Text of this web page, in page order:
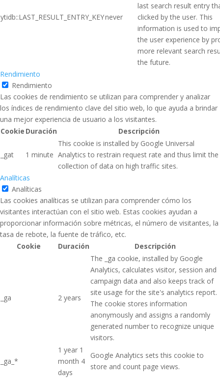
ytidb::LAST_RESULT_ENTRY_KEYnever
last search result entry
clicked by the user. This
information is used to
the user experience by
more relevant search
the future.
Rendimiento
Rendimiento
Las cookies de rendimiento se utilizan para comprender y analizar
los índices de rendimiento clave del sitio web, lo que ayuda a brindar
una mejor experiencia de usuario a los visitantes.
Cookie Duración Descripción
_gat 1 minute
This cookie is installed by Google Universal
Analytics to restrain request rate and thus limit the
collection of data on high traffic sites.
Analíticas
Analíticas
Las cookies analíticas se utilizan para comprender cómo los
visitantes interactúan con el sitio web. Estas cookies ayudan a
proporcionar información sobre métricas, el número de visitantes, la
tasa de rebote, la fuente de tráfico, etc.
Cookie
Duración Descripción
_ga 2 years
The _ga cookie, installed by Google
Analytics, calculates visitor, session and
campaign data and also keeps track of
site usage for the site's analytics report.
The cookie stores information
anonymously and assigns a randomly
generated number to recognize unique
visitors.
_ga_*
1 year 1
month 4
days
Google Analytics sets this cookie to
store and count page views.